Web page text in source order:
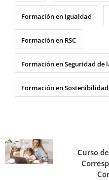
Formación en Igualdad
Formación en RSC
Formación en Seguridad de
Formación en Sostenibilidad
Curso